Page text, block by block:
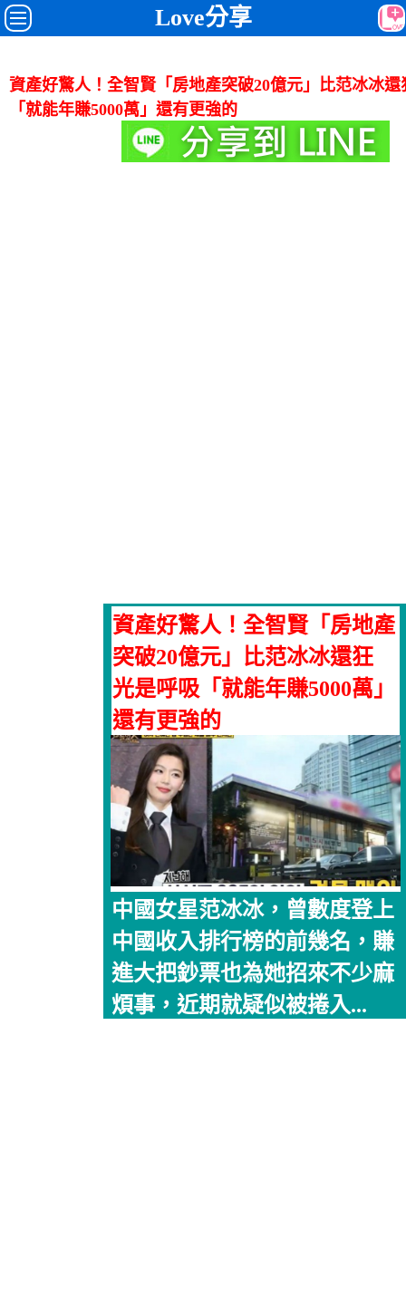
Love分享
資產好驚人！全智賢「房地產突破20億元」比范冰冰
「就能年賺5000萬」還有更強的
資產好驚人！全智賢「房地產
突破20億元」比范冰冰還狂
光是呼吸「就能年賺5000萬」
還有更強的
中國女星范冰冰，曾數度登上
中國收入排行榜的前幾名，賺
進大把鈔票也為她招來不少麻
煩事，近期就疑似被捲入...